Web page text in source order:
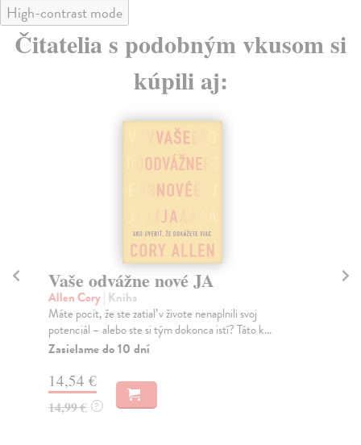
High-contrast mode
Čitatelia s podobným vkusom si
kúpili aj:
Vaše odvážne nové JA
Allen Cory| Kniha
Máte pocit, že ste zatiaľ v živote nenaplnili svoj
potenciál – alebo ste si tým dokonca istí? Táto k...
Zasielame do 10 dní
14,54 €
14,99 € ?